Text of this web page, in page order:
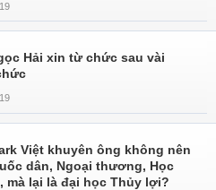
Hải xin từ chức sau vài
Việt khuyên ông không nên
dân, Ngoại thương, Học
mà lại là đại học Thủy lợi?